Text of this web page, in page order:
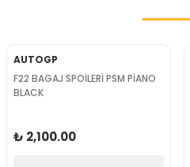
AUTOGP
F22 BAGAJ SPOİLERİ PSM PİANO
BLACK
₺ 2,100.00